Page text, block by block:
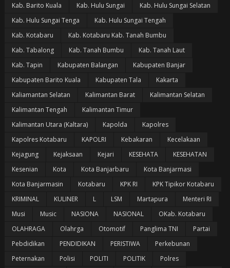
Kab. Barito Kuala
Kab. Hulu Sungai
Kab. Hulu Sungai Selatan
Kab. Hulu Sungai Tenga
Kab. Hulu Sungai Tengah
Kab. Kotabaru
Kab. Kotabaru Kab. Tanah Bumbu
Kab. Tabalong
Kab. Tanah Bumbu
Kab. Tanah Laut
Kab. Tapin
Kabupaten Balangan
Kabupaten Banjar
Kabupaten Barito Kuala
Kabupaten Tala
Kakarta
Kaliamantan Selatan
Kalimantan Barat
Kalimantan Selatan
Kalimantan Tengah
Kalimantan Timur
Kalimantan Utara (Kaltara)
Kapolda
Kapolres
Kapolres Kotabaru
KAPOLRI Kebakaran
Kecelakaan
Kejagung
Kejaksaan Kejari KESEHATA
KESEHATAN
Kesenian
Kota Kota Banjarbaru
Kota Banjarmasi
Kota Banjarmasin
Kotabaru KPK RI
KPK Tipikor Kotabaru
KRIMINAL
KULINER L LSM Martapura
Menteri RI
Musi
Music NASIONA NASIONAL
OKab. Kotabaru
OLAHRAGA
Olahrga Otomotif Panglima TNI
Partai
Pebdidikan
PENDIDIKAN PERISTIWA
Perkebunan
Peternakan
Polisi POLITI POLITIK
Polres